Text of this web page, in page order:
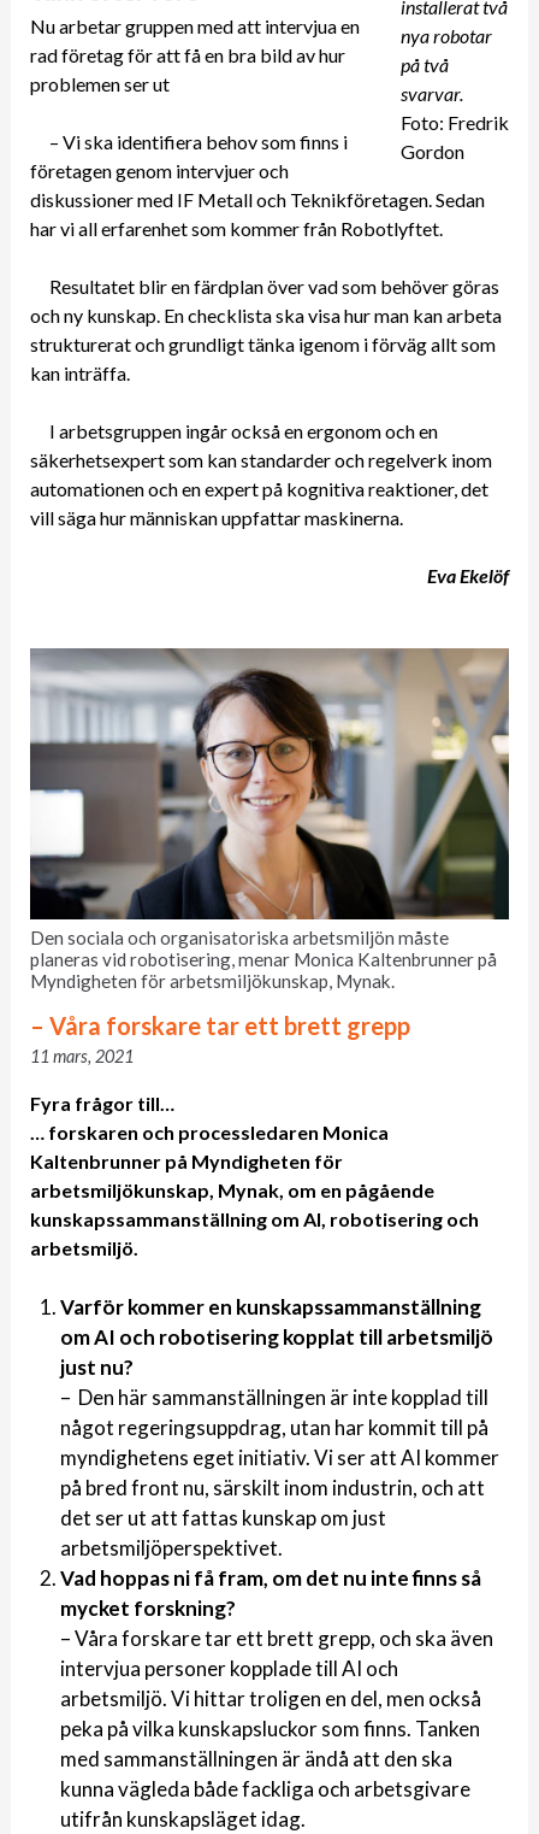
installerat två
nya robotar
på två
svarvar.
Foto: Fredrik
Gordon
Nu arbetar gruppen med att intervjua en
rad företag för att få en bra bild av hur
problemen ser ut
­­– Vi ska identifiera behov som finns i
företagen genom intervjuer och
diskussioner med IF Metall och Teknikföretagen. Sedan
har vi all erfarenhet som kommer från Robotlyftet.
Resultatet blir en färdplan över vad som behöver göras
och ny kunskap. En checklista ska visa hur man kan arbeta
strukturerat och grundligt tänka igenom i förväg allt som
kan inträffa.
I arbetsgruppen ingår också en ergonom och en
säkerhetsexpert som kan standarder och regelverk inom
automationen och en expert på kognitiva reaktioner, det
vill säga hur människan uppfattar maskinerna.
Eva Ekelöf
Den sociala och organisatoriska arbetsmiljön måste
planeras vid robotisering, menar Monica Kaltenbrunner på
Myndigheten för arbetsmiljökunskap, Mynak.
– Våra forskare tar ett brett grepp
11 mars, 2021
Fyra frågor till…
… forskaren och processledaren Monica
Kaltenbrunner på Myndigheten för
arbetsmiljökunskap, Mynak, om en pågående
kunskapssammanställning om AI, robotisering och
arbetsmiljö.
Varför kommer en kunskapssammanställning
om AI och robotisering kopplat till arbetsmiljö
just nu?
– Den här sammanställningen är inte kopplad till
något regeringsuppdrag, utan har kommit till på
myndighetens eget initiativ. Vi ser att AI kommer
på bred front nu, särskilt inom industrin, och att
det ser ut att fattas kunskap om just
arbetsmiljöperspektivet.
Vad hoppas ni få fram, om det nu inte finns så
mycket forskning?
– Våra forskare tar ett brett grepp, och ska även
intervjua personer kopplade till AI och
arbetsmiljö. Vi hittar troligen en del, men också
peka på vilka kunskapsluckor som finns. Tanken
med sammanställningen är ändå att den ska
kunna vägleda både fackliga och arbetsgivare
utifrån kunskapsläget idag.